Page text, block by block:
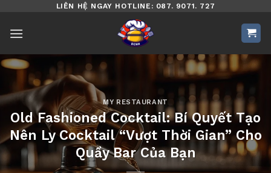
nội
dung
LIÊN HỆ NGAY HOTLINE: 087. 9071. 727
MY RESTAURANT
Old Fashioned Cocktail: Bí Quyết Tạo
Nên Ly Cocktail “Vượt Thời Gian” Cho
Quầy Bar Của Bạn